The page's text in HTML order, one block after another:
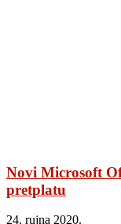
Novi Microsoft
pretplatu
24. rujna 2020.